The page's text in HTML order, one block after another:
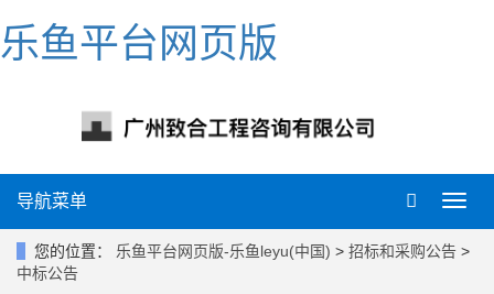
乐鱼平台网页版
导
菜
导航菜单
您的位置： 乐鱼平台网页版-乐鱼leyu(中国) > 招标和采购公告 >
中标公告